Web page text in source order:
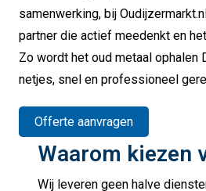
samenwerking, bij
partner die actief meedenkt en
Zo wordt het oud metaal ophalen
netjes, snel en professioneel
Offerte aanvragen
Waarom kiezen
Wij leveren geen halve